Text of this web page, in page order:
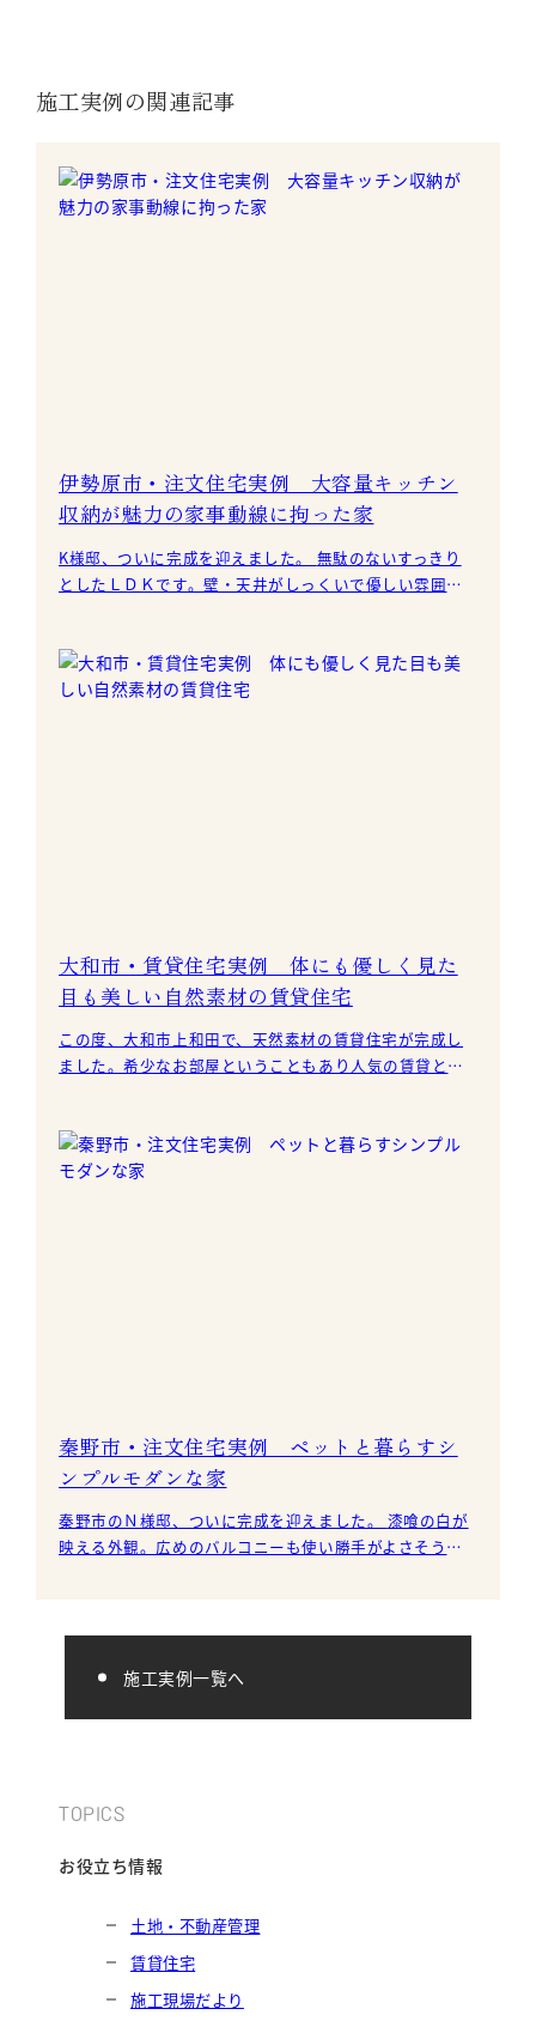
施工実例の関連記事
伊勢原市・注文住宅実例 大容量キッチン
収納が魅力の家事動線に拘った家
K様邸、ついに完成を迎えました。 無駄のないすっきり
としたＬＤＫです。壁・天井がしっくいで優しい雰囲気
大和市・賃貸住宅実例 体にも優しく見た
目も美しい自然素材の賃貸住宅
この度、大和市上和田で、天然素材の賃貸住宅が完成し
ました。希少なお部屋ということもあり人気の賃貸とな
秦野市・注文住宅実例 ペットと暮らすシ
ンプルモダンな家
秦野市のＮ様邸、ついに完成を迎えました。 漆喰の白が
映える外観。広めのバルコニーも使い勝手がよさそうで
施工実例一覧へ
TOPICS
お役立ち情報
土地・不動産管理
賃貸住宅
施工現場だより